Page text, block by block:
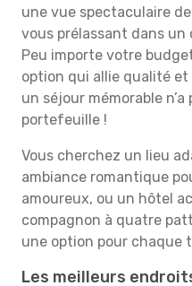
une vue spectaculaire
vous prélassant dans
Peu importe votre
option qui allie qualité
un séjour mémorable
portefeuille !
Vous cherchez un lieu
ambiance romantique
amoureux, ou un hôtel
compagnon à quatre
une option pour chaque
Les meilleurs